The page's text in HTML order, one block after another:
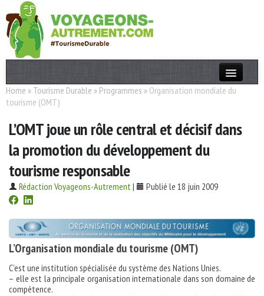
Actualités
Destinations
Acteurs
Thèmes
OK
Home » Tourisme Durable » Programmes » Organisation mondiale du
tourisme (OMT)
L’OMT joue un rôle central et décisif dans
la promotion du développement du
tourisme responsable
Rédaction Voyageons-Autrement| Publié le 18 juin 2009
L’Organisation mondiale du tourisme (OMT)
C’est une institution spécialisée du système des Nations Unies.
– elle est la principale organisation internationale dans son domaine de
compétence.